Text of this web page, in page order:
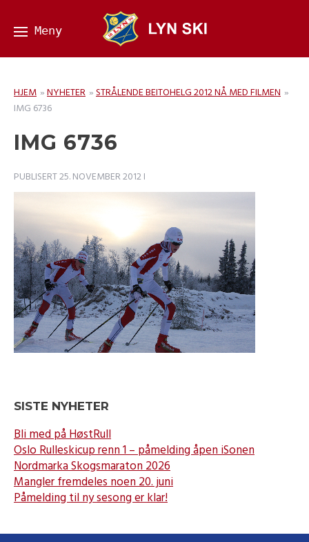
HJEM »NYHETER »STRÅLENDE BEITOHELG 2012 NÅ MED FILMEN »
IMG 6736
IMG 6736
PUBLISERT25. NOVEMBER 2012I
SISTE NYHETER
Bli med på HøstRull
Oslo Rulleskicup renn 1 – påmelding åpen iSonen
Nordmarka Skogsmaraton 2026
Mangler fremdeles noen 20. juni
Påmelding til ny sesong er klar!